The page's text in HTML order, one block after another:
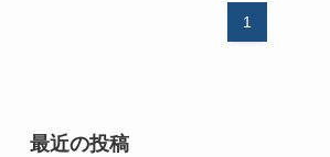
1
最近の投稿